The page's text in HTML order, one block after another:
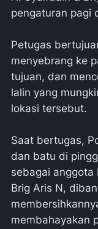
pengaturan pagi
Petugas
menyebrang ke
tujuan, dan
lalin yang
lokasi tersebut.
Saat bertugas,
dan batu di
sebagai
Brig Aris N,
membahayakan